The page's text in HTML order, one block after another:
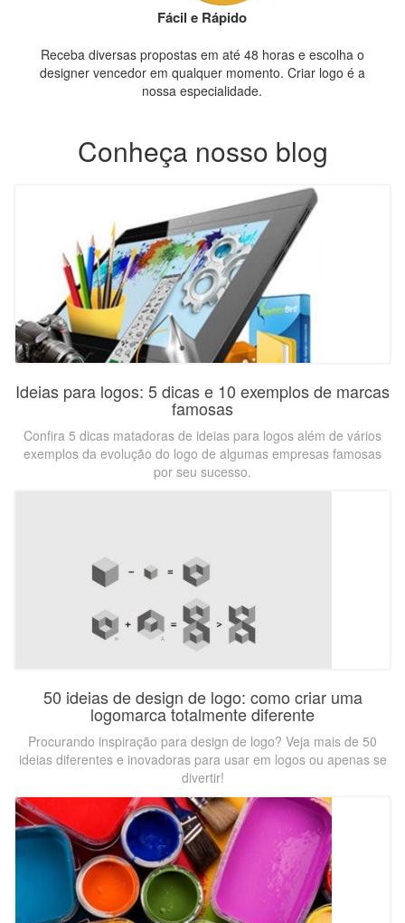
Fácil e Rápido
Receba diversas propostas em até 48 horas e escolha o
designer vencedor em qualquer momento. Criar logo é a
nossa especialidade.
Conheça nosso blog
Ideias para logos: 5 dicas e 10 exemplos de marcas
famosas
Confira 5 dicas matadoras de ideias para logos além de vários
exemplos da evolução do logo de algumas empresas famosas
por seu sucesso.
50 ideias de design de logo: como criar uma
logomarca totalmente diferente
Procurando inspiração para design de logo? Veja mais de 50
ideias diferentes e inovadoras para usar em logos ou apenas se
divertir!